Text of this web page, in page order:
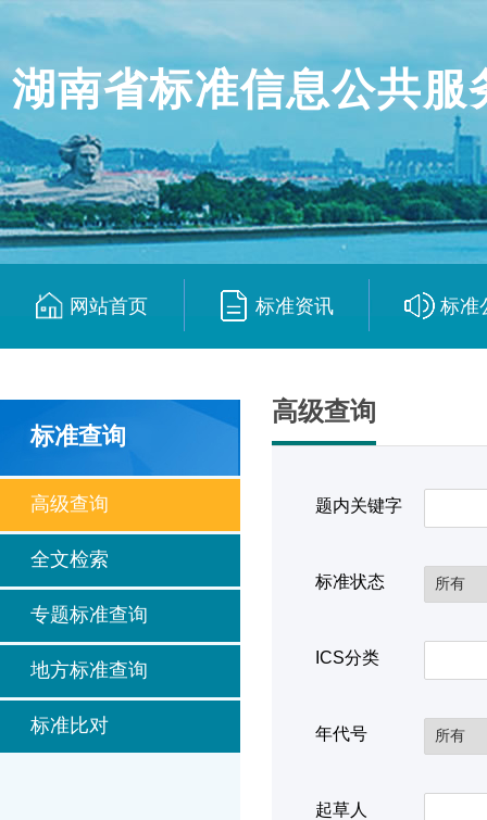
湖南省标准信息公共服
网站首页 标准资讯 标准
标准查询
高级查询
全文检索
专题标准查询
地方标准查询
标准比对
高级查询
题内关键字
标准状态
ICS分类
年代号
起草人